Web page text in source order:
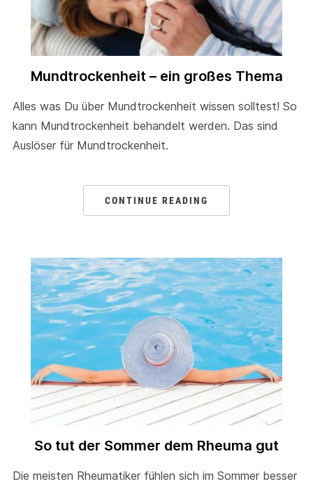
Mundtrockenheit – ein großes Thema
Alles was Du über Mundtrockenheit wissen solltest! So
kann Mundtrockenheit behandelt werden. Das sind
Auslöser für Mundtrockenheit.
CONTINUE READING
So tut der Sommer dem Rheuma gut
Die meisten Rheumatiker fühlen sich im Sommer besser